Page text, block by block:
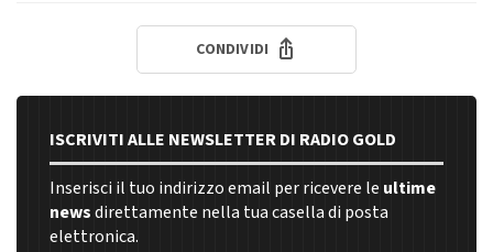
CONDIVIDI
ISCRIVITI ALLE NEWSLETTER DI RADIO GOLD
Inserisci il tuo indirizzo email per ricevere le ultime
newsdirettamente nella tua casella di posta
elettronica.